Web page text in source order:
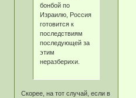
бонбой по
Израилю, Россия
готовится к
последствиям
последующей за
этим
неразберихи.
Скорее, на тот случай, если в